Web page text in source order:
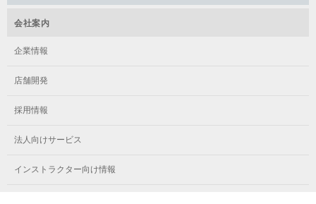
メガロス葛飾
メガロス綱島
メガロスルフレ綱島
メガロス市ヶ尾
メガロス鷺沼
メガロスルフレ鷺沼
メガロス相模大野
メガロステラッセ納屋橋
メガロス千種
会社案内
企業情報
店舗開発
採用情報
法人向けサービス
インストラクター向け情報